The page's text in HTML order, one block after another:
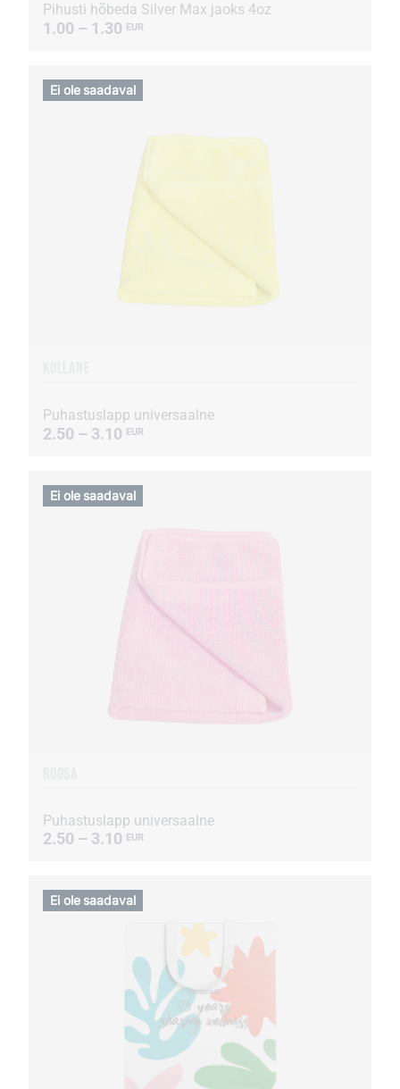
Pihusti hõbeda Silver Max jaoks 4oz
1.00 – 1.30 EUR
Puhastuslapp universaalne
2.50 – 3.10 EUR
Ei ole saadaval
Puhastuslapp universaalne
2.50 – 3.10 EUR
Ei ole saadaval
Ei ole saadaval